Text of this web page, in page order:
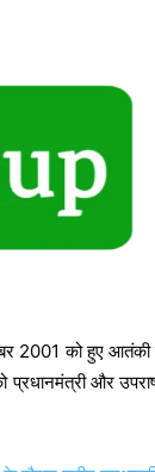
2001 को हुए
प्रधानमंत्री और